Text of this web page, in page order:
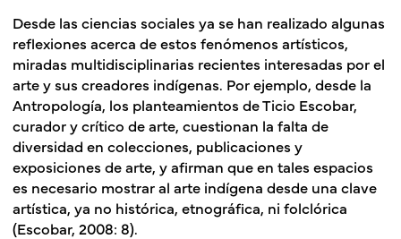
Desde las ciencias sociales ya se han realizado algunas
reflexiones acerca de estos fenómenos artísticos,
miradas multidisciplinarias recientes interesadas por el
arte y sus creadores indígenas. Por ejemplo, desde la
Antropología, los planteamientos de Ticio Escobar,
curador y crítico de arte, cuestionan la falta de
diversidad en colecciones, publicaciones y
exposiciones de arte, y afirman que en tales espacios
es necesario mostrar al arte indígena desde una clave
artística, ya no histórica, etnográfica, ni folclórica
(Escobar, 2008: 8).